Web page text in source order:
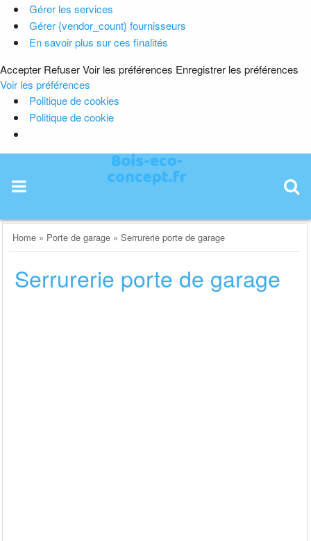
Gérer les services
Gérer {vendor_count} fournisseurs
En savoir plus sur ces finalités
Accepter RefuserVoir les préférences Enregistrer les préférences
Voir les préférences
Politique de cookies
Politique de cookie
content
Home » Porte de garage »Serrurerie porte de garage
Serrurerie porte de garage